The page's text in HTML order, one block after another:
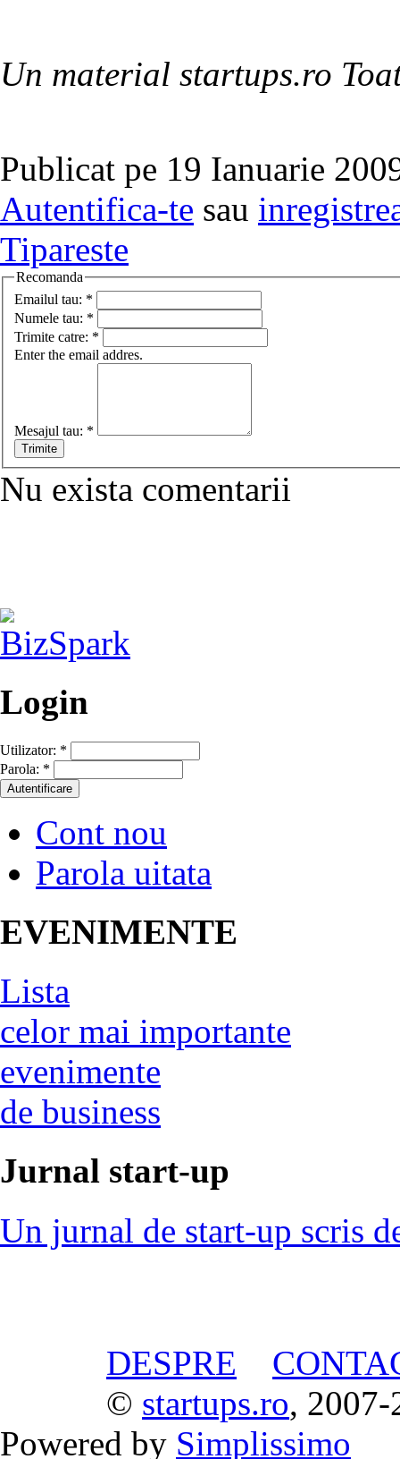
Un material startups.ro
Publicat pe 19 Ianuarie
Autentifica-te sau
Tipareste
Recomanda
Emailul tau: *
Numele tau: *
Trimite catre: *
Enter the email addres.
Mesajul tau: *
Nu exista comentarii
Login
Utilizator: *
Parola: *
Cont nou
Parola uitata
EVENIMENTE
Lista
celor mai importante
evenimente
de business
Jurnal start-up
Un jurnal de start-up scris
DESPRE
© startups.ro, 2007-
Powered by Simplissimo